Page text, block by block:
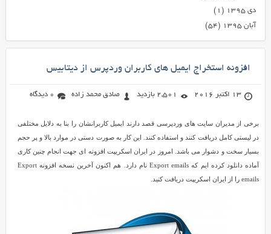
دی ۱۳۹۵
(۱)
آبان ۱۳۹۵
(۵۴)
افزونه استخراج ایمیل های کاربران وردپرس از دیتابیس
13 اکتبر 2016 2,501 بازدید صادق محمد زاده 0 دیدگاه
برخی از مدیران سایت های وردپرسی قصد دارند ایمیل کاربرانشان را بنا به دلایل مختلفی
در لیستی کامل دریافت کنند و استفاده کنند. این کار به صورت دستی در موارد بالا و پر حجم
بسیار سخت و دشوار می باشد. امروز در ایران اسکریپت افزونه ای جهت انجام چنین کاری
آماده دانلود کرده ایم که Export emails نام دارد. هم اکنون آخرین نسخه افزونه Export
emails را از ایران اسکریپت دریافت کنید.